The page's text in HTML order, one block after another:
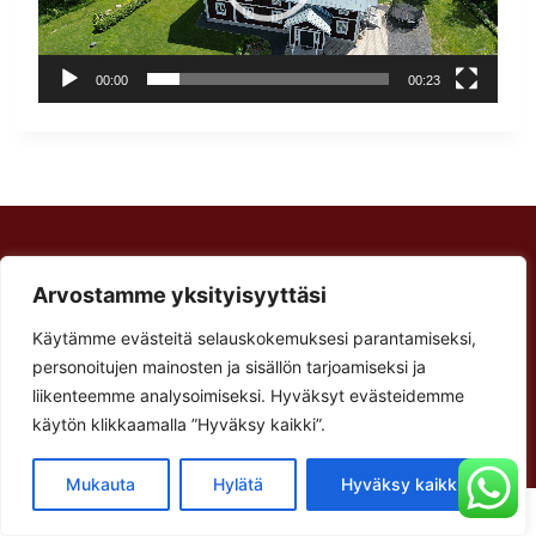
Arvostamme yksityisyyttäsi
Käytämme evästeitä selauskokemuksesi parantamiseksi,
personoitujen mainosten ja sisällön tarjoamiseksi ja
liikenteemme analysoimiseksi. Hyväksyt evästeidemme
käytön klikkaamalla ”Hyväksy kaikki”.
Mukauta Hylätä Hyväksy kaikki
t
o
00:00 00:23
Korventie 64
Paalijärvi
Käyntiosoite:
Verstastie 3
62900 Alajärvi